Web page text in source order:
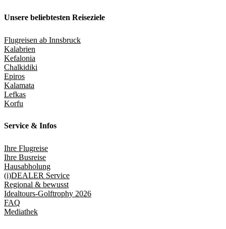
Unsere beliebtesten Reiseziele
Flugreisen ab Innsbruck
Kalabrien
Kefalonia
Chalkidiki
Epiros
Kalamata
Lefkas
Korfu
Service & Infos
Ihre Flugreise
Ihre Busreise
Hausabholung
(i)DEALER Service
Regional & bewusst
Idealtours-Golftrophy 2026
FAQ
Mediathek